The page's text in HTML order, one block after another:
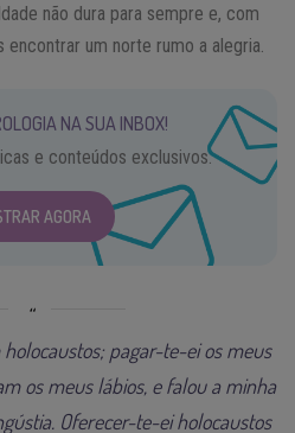
não dura para sempre e, com
um norte rumo a alegria.
NA SUA INBOX!
e conteúdos exclusivos.
AGORA
pagar-te-ei os meus
os meus lábios, e falou a minha
Oferecer-te-ei holocaustos